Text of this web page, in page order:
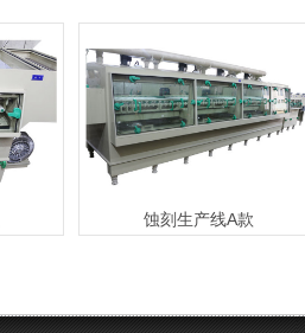
蚀刻生产线A款